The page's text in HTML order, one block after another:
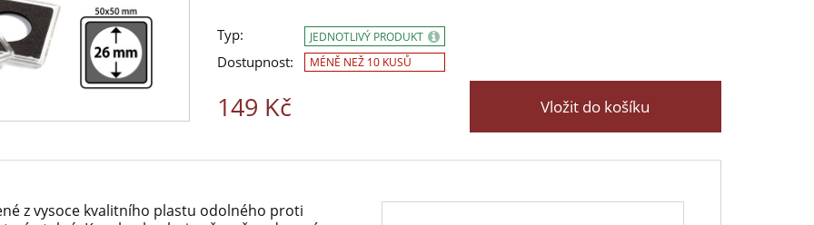
Typ:
Dostupnost:
JEDNOTLIVÝ PRODUKT
MÉNĚ NEŽ 10 KUSŮ
149 Kč Vložit do košíku
z vysoce kvalitního plastu odolného proti